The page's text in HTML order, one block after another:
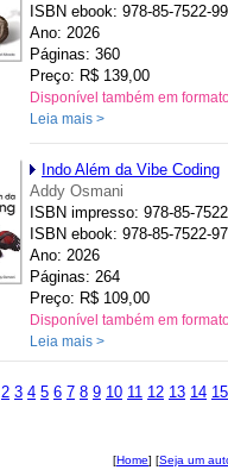
ISBN ebook: 978-85-7522-
Ano: 2026
Páginas: 360
Preço: R$ 139,00
Disponível também em
Leia mais >
Indo Além da Vibe Coding
Addy Osmani
ISBN impresso: 978-85-
ISBN ebook: 978-85-7522-
Ano: 2026
Páginas: 264
Preço: R$ 109,00
Disponível também em
Leia mais >
2 3 4 5 6 7 8 9 10 11 12 13 14 15
[Home] [Seja um